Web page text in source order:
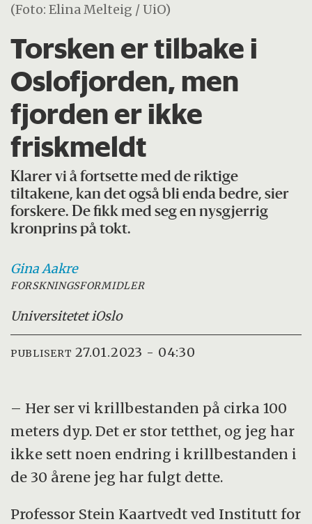
(Foto: Elina Melteig / UiO)
Torsken er tilbake i
Oslofjorden, men
fjorden er ikke
friskmeldt
Klarer vi å fortsette med de riktige
tiltakene, kan det også bli enda bedre, sier
forskere. De fikk med seg en nysgjerrig
kronprins på tokt.
GinaAakre
FORSKNINGSFORMIDLER
Universitetet iOslo
PUBLISERT 27.01.2023 - 04:30
– Her ser vi krillbestanden på cirka 100
meters dyp. Det er stor tetthet, og jeg har
ikke sett noen endring i krillbestanden i
de 30 årene jeg har fulgt dette.
Professor Stein Kaartvedt ved Institutt for